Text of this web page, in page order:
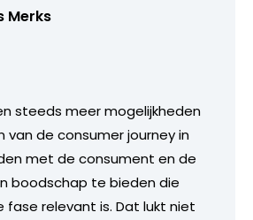
Merks
steeds meer mogelijkheden
van de consumer journey in
met de consument en de
boodschap te bieden die
fase relevant is. Dat lukt niet